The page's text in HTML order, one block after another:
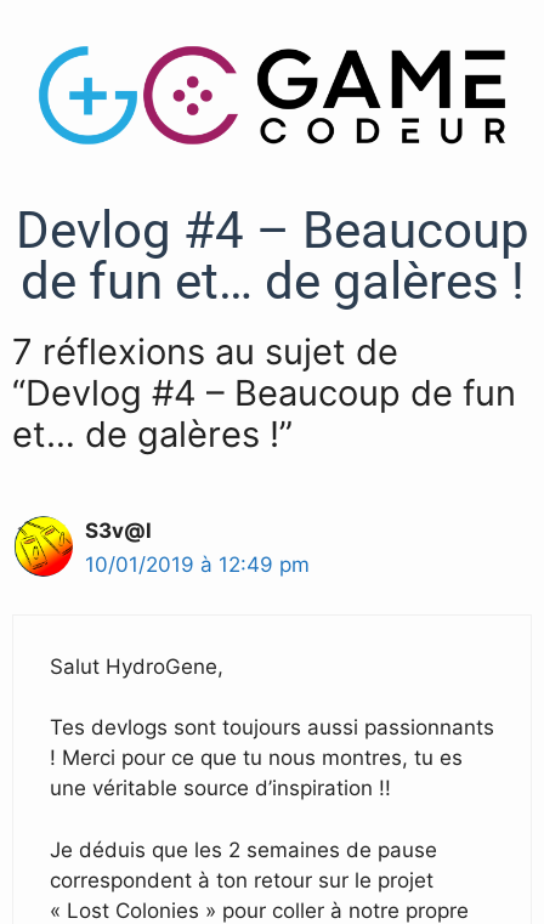
Devlog #4 – Beaucoup
de fun et… de galères !
7 réflexions au sujet de
“Devlog #4 – Beaucoup de fun
et… de galères !”
S3v@l
10/01/2019 à 12:49 pm
Salut HydroGene,
Tes devlogs sont toujours aussi passionnants
! Merci pour ce que tu nous montres, tu es
une véritable source d’inspiration !!
Je déduis que les 2 semaines de pause
correspondent à ton retour sur le projet
« Lost Colonies » pour coller à notre propre